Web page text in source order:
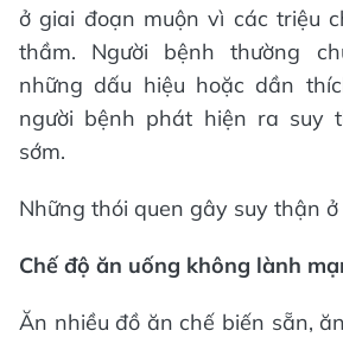
ở giai đoạn muộn vì các triệu
thầm. Người bệnh thường
những dấu hiệu hoặc dần
người bệnh phát hiện ra suy
sớm.
Những thói quen gây suy thận ở
Chế độ ăn uống không lành
Ăn nhiều đồ ăn chế biến sẵn,